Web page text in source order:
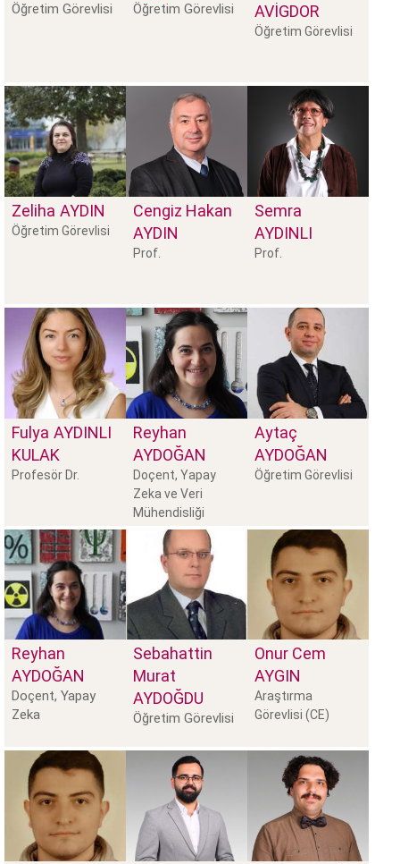
Öğretim Görevlisi Öğretim Görevlisi
AVIGDOR
Öğretim Görevlisi
Zeliha AYDIN
Öğretim Görevlisi
Cengiz Hakan
AYDIN
Prof.
Semra
AYDINLI
Prof.
Fulya AYDINLI
KULAK
Profesör Dr.
Reyhan
AYDOĞAN
Doçent, Yapay
Zeka ve Veri
Mühendisliği
Bölüm B
Aytaç
AYDOĞAN
Öğretim Görevlisi
Reyhan
AYDOĞAN
Doçent, Yapay
Zeka
Sebahattin
Murat
AYDOĞDU
Öğretim Görevlisi
Onur Cem
AYGIN
Araştırma
Görevlisi (CE)